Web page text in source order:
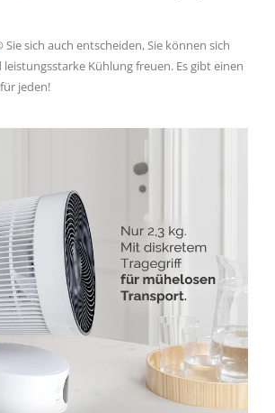
Sie sich auch entscheiden, Sie können sich
Kühlung freuen. Es gibt einen
jeden!